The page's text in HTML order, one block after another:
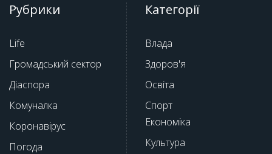
Рубрики
Life
Громадський сектор
Діаспора
Комуналка
Коронавірус
Погода
Категорії
Влада
Здоров'я
Освіта
Спорт
Економіка
Культура